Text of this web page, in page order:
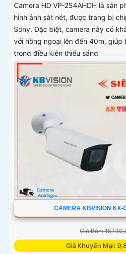
Camera HD VP-254AHDH là sản
hình ảnh sắt nét, được trang bị
Sony. Đặc biệt, camera này có
với hồng ngoại lên đến 40m, giúp
trong điều kiện thiếu sáng
CAMERA KBVISION KX-
Giá Bán:
Giá Khuyến Mại: